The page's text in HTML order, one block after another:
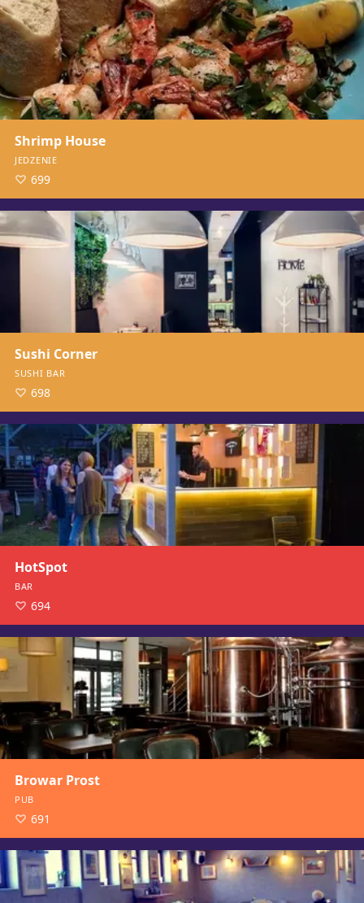
Shrimp House
JEDZENIE
699
Sushi Corner
SUSHI BAR
698
HotSpot
BAR
694
Browar Prost
PUB
691